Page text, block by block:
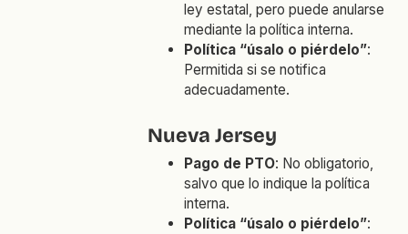
ley estatal, pero puede anularse
mediante la política interna.
Política “úsalo o piérdelo”:
Permitida si se notifica
adecuadamente.
Nueva Jersey
Pago de PTO: No obligatorio,
salvo que lo indique la política
interna.
Política “úsalo o piérdelo”: